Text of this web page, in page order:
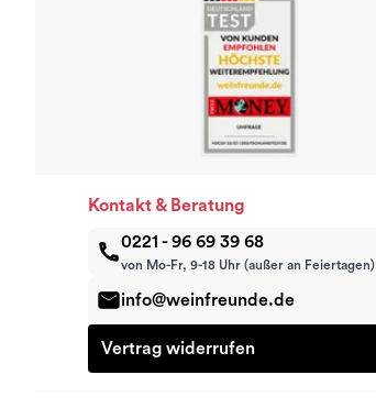
Kontakt & Beratung
0221 - 96 69 39 68
von Mo-Fr, 9-18 Uhr (außer an Feiertagen)
info@weinfreunde.de
Vertrag widerrufen